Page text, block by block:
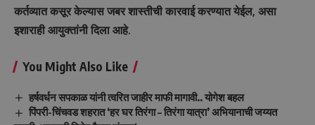
कर्तव्यात कसूर केल्यास जबर शास्तीची कारवाई करण्यात येईल, असा
इशाराही आयुक्तांनी दिला आहे.
You Might Also Like
हर्षवर्धन सपकाळ यांनी त्वरित जाहीर माफी मागावी.. योगेश बहल
पिंपरी-चिंचवड शहरात ‘हर घर तिरंगा – तिरंगा यात्रा’ अभियानाची जय्यत